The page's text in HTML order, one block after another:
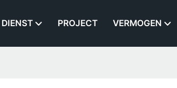
DIENST PROJECT VERMOGEN